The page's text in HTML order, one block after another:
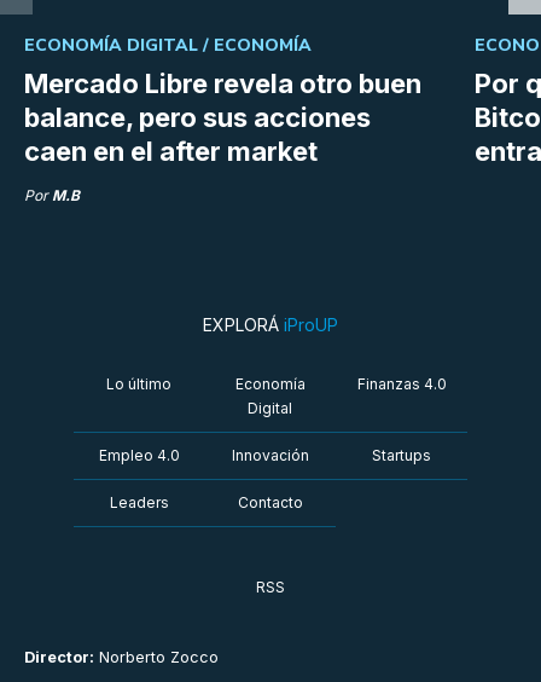
Mercado Libre revela otro buen
balance, pero sus acciones
caen en el after market
ECONOMÍA DIGITAL / ECONOMÍA
Por M.B
Por
Director: Norberto Zocco
EXPLORÁ iProUP
Lo último
Economía
Digital
Finanzas 4.0
Empleo 4.0 Innovación Startups
Leaders Contacto
RSS